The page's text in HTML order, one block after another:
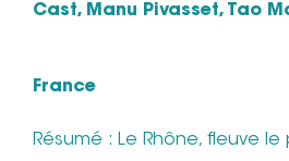
Cast, Manu Pivasset, Tao
France
Résumé : Le Rhône, fleuve